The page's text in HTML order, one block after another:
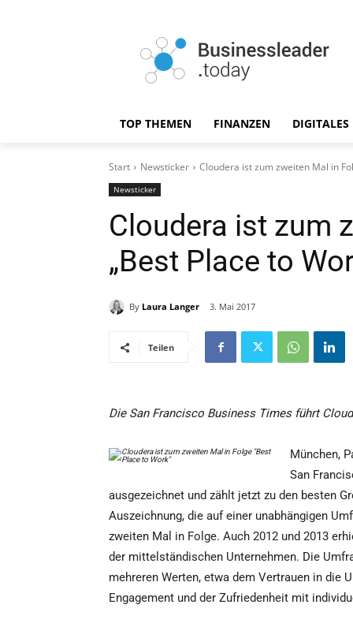
TOP THEMEN FINANZEN DIGITALES
Start Newsticker Cloudera ist zum zweiten Mal in
Newsticker
Cloudera ist zum
„Best Place to
By Laura Langer 3. Mai 2017
Teilen
Die San Francisco Business Times führt
München,
San
ausgezeichnet und zählt jetzt zu den besten
Auszeichnung, die auf einer unabhängigen
zweiten Mal in Folge. Auch 2012 und 2013
der mittelständischen Unternehmen. Die
mehreren Werten, etwa dem Vertrauen in die
Engagement und der Zufriedenheit mit